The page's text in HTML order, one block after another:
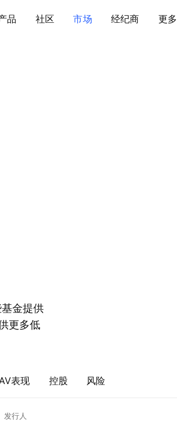
品 社区 市场 经纪商 更多
金提供
更多低
表现 控股 风险
发行人